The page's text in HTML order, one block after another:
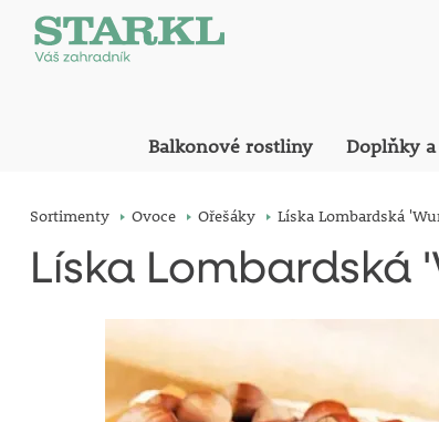
Balkonové rostliny Doplňky
Sortimenty Ovoce Ořešáky Líska Lombardská
Líska Lombardská